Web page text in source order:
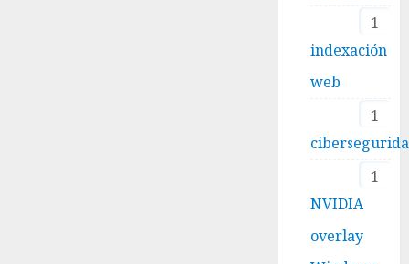
1
indexación
web
1
1
NVIDIA
overlay